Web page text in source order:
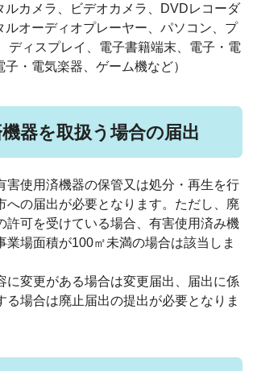
ルカメラ、ビデオカメラ、DVDレコーダ
ルオーディオプレーヤー、パソコン、プ
ディスプレイ、電子書籍端末、電子・電
子・電気楽器、ゲーム機など）
器を取扱う場合の届出
害使用済機器の保管又は処分・再生を行
への届出が必要となります。ただし、廃
許可を受けている場合、有害使用済み機
業場面積が100㎡未満の場合は該当しま
に変更がある場合は変更届出、届出に係
る場合は廃止届出の提出が必要となりま